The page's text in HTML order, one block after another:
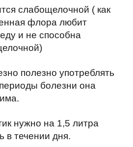
слабощелочной ( как
флора любит
и не способна
полезно употреблять
болезни она
нужно на 1,5 литра
в течении дня.